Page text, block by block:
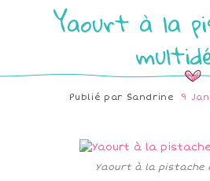
Yaourt à la
Publié par Sandrine 9
Yaourt à la pistache